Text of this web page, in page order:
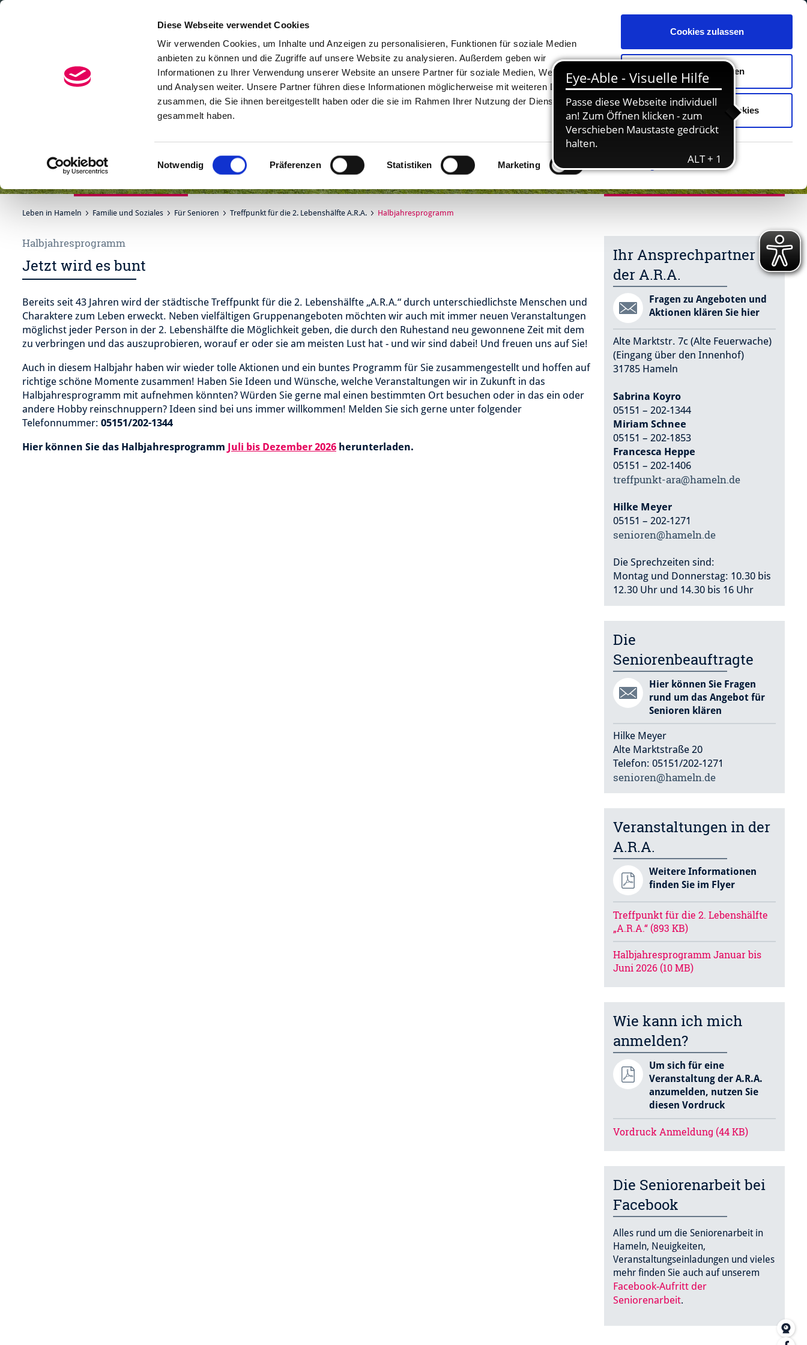
Diese Webseite verwendet Cookies
Wir verwenden Cookies, um Inhalte und Anzeigen zu personalisieren, Funktionen für soziale Medien
anbieten zu können und die Zugriffe auf unsere Website zu analysieren. Außerdem geben wir
Informationen zu Ihrer Verwendung unserer Website an unsere Partner für soziale Medien, Werbung
und Analysen weiter. Unsere Partner führen diese Informationen möglicherweise mit weiteren Daten
zusammen, die Sie ihnen bereitgestellt haben oder die sie im Rahmen Ihrer Nutzung der Dienste
gesammelt haben.
Einwilligungsauswahl
Notwendig Präferenzen Statistiken Marketing
Cookies zulassen
Auswahl erlauben
Nur notwendige Cookies
Suchen Erlebnisse Kontakt
Leben in Hameln Familie und Soziales Für Senioren Treffpunkt für die 2. Lebenshälfte A.R.A. Halbjahresprogramm
Halbjahresprogramm
Jetzt wird es bunt
Bereits seit 43 Jahren wird der städtische Treffpunkt für die 2. Lebenshälfte „A.R.A.“ durch unterschiedlichste Menschen und
Charaktere zum Leben erweckt. Neben vielfältigen Gruppenangeboten möchten wir auch mit immer neuen Veranstaltungen
möglichst jeder Person in der 2. Lebenshälfte die Möglichkeit geben, die durch den Ruhestand neu gewonnene Zeit mit dem
zu verbringen und das auszuprobieren, worauf er oder sie am meisten Lust hat - und wir sind dabei! Und freuen uns auf Sie!
Auch in diesem Halbjahr haben wir wieder tolle Aktionen und ein buntes Programm für Sie zusammengestellt und hoffen auf
richtige schöne Momente zusammen! Haben Sie Ideen und Wünsche, welche Veranstaltungen wir in Zukunft in das
Halbjahresprogramm mit aufnehmen könnten? Würden Sie gerne mal einen bestimmten Ort besuchen oder in das ein oder
andere Hobby reinschnuppern? Ideen sind bei uns immer willkommen! Melden Sie sich gerne unter folgender
Telefonnummer: 05151/202-1344
Hier können Sie das Halbjahresprogramm Juli bis Dezember 2026 herunterladen.
Ihr Ansprechpartner
der A.R.A.
Fragen zu Angeboten und
Aktionen klären Sie hier
Alte Marktstr. 7c (Alte Feuerwache)
(Eingang über den Innenhof)
31785 Hameln
Sabrina Koyro
05151 – 202-1344
Miriam Schnee
05151 – 202-1853
Francesca Heppe
05151 – 202-1406
treffpunkt-ara@hameln.de
Hilke Meyer
05151 – 202-1271
senioren@hameln.de
Die Sprechzeiten sind:
Montag und Donnerstag: 10.30 bis
12.30 Uhr und 14.30 bis 16 Uhr
Die
Seniorenbeauftragte
Hier können Sie Fragen
rund um das Angebot für
Senioren klären
Hilke Meyer
Alte Marktstraße 20
Telefon: 05151/202-1271
senioren@hameln.de
Veranstaltungen in der
A.R.A.
Weitere Informationen
finden Sie im Flyer
Treffpunkt für die 2. Lebenshälfte
„A.R.A.“ (893 KB)
Halbjahresprogramm Januar bis
Juni 2026 (10 MB)
Wie kann ich mich
anmelden?
Um sich für eine
Veranstaltung der A.R.A.
anzumelden, nutzen Sie
diesen Vordruck
Vordruck Anmeldung (44 KB)
Die Seniorenarbeit bei
Facebook
Alles rund um die Seniorenarbeit in
Hameln, Neuigkeiten,
Veranstaltungseinladungen und vieles
mehr finden Sie auch auf unserem
Facebook-Aufritt der
Seniorenarbeit.